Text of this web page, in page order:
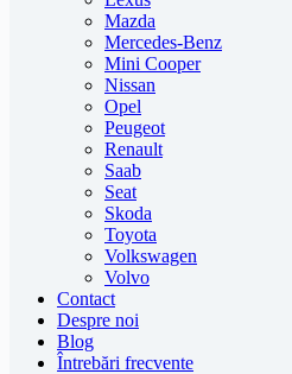
Mazda
Mercedes-Benz
Mini Cooper
Nissan
Opel
Peugeot
Renault
Saab
Seat
Skoda
Toyota
Volkswagen
Volvo
Contact
Despre noi
Blog
Întrebări frecvente